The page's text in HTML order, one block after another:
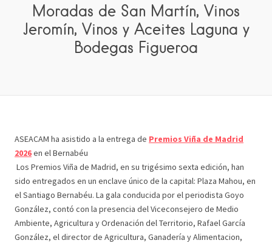
Moradas de San Martín, Vinos
Jeromín, Vinos y Aceites Laguna y
Bodegas Figueroa
ASEACAM ha asistido a la entrega de Premios Viña de Madrid
2026en el Bernabéu
Los Premios Viña de Madrid, en su trigésimo sexta edición, han
sido entregados en un enclave único de la capital: Plaza Mahou, en
el Santiago Bernabéu. La gala conducida por el periodista Goyo
González, contó con la presencia del Viceconsejero de Medio
Ambiente, Agricultura y Ordenación del Territorio, Rafael García
González, el director de Agricultura, Ganadería y Alimentacion,